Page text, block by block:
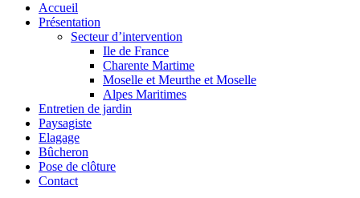
Accueil
Présentation
Secteur d’intervention
Ile de France
Charente Martime
Moselle et Meurthe et Moselle
Alpes Maritimes
Entretien de jardin
Paysagiste
Elagage
Bûcheron
Pose de clôture
Contact